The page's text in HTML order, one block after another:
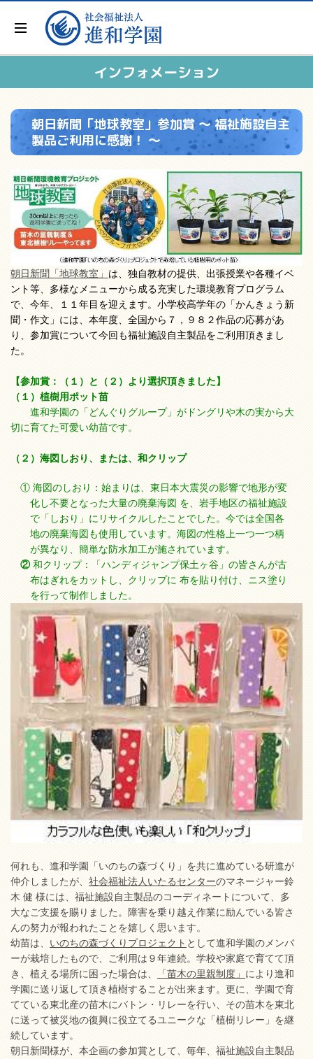
インフォメーション
朝日新聞「地球教室」参加賞 ～ 福祉施設自主
製品ご利用に感謝！ ～
朝日新聞「地球教室」は、独自教材の提供、出張授業や各種イベ
ント等、多様なメニューから成る充実した環境教育プログラム
で、今年、１１年目を迎えます。小学校高学年の「かんきょう新
聞・作文」には、本年度、全国から７，９８２作品の応募があ
り、参加賞について今回も福祉施設自主製品をご利用頂きまし
た。
【参加賞：（１）と（２）より選択頂きました】
（１）植樹用ポット苗
進和学園の「どんぐりグループ」がドングリや木の実から大
切に育てた可愛い幼苗です。
（２）海図しおり、または、和クリップ
① 海図のしおり：始まりは、東日本大震災の影響で地形が変
化し不要となった大量の廃棄海図 を、岩手地区の福祉施設
で「しおり」にリサイクルしたことでした。今では全国各
地の廃棄海図も使用しています。海図の性格上一つ一つ柄
が異なり、簡単な防水加工が施されています。
②和クリップ：「ハンディジャンプ保土ヶ谷」の皆さんが古
布はぎれをカットし、クリップに 布を貼り付け、ニス塗り
を行って制作しました。
何れも、進和学園「いのちの森づくり」を共に進めている研進が
仲介しましたが、社会福祉法人いたるセンターのマネージャー鈴
木 健 様には、福祉施設自主製品のコーディネートについて、多
大なご支援を賜りました。障害を乗り越え作業に励んでいる皆さ
んの努力が報われたことを嬉しく思います。
幼苗は、いのちの森づくりプロジェクトとして進和学園のメンバ
ーが栽培したもので、ご利用は９年連続。学校や家庭で育てて頂
き、植える場所に困った場合は、「苗木の里親制度」により進和
学園に送り返して頂き植樹することが出来ます。更に、学園で育
てている東北産の苗木にバトン・リレーを行い、その苗木を東北
に送って被災地の復興に役立てるユニークな「植樹リレー」を継
続しています。
朝日新聞様が、本企画の参加賞として、毎年、福祉施設自主製品